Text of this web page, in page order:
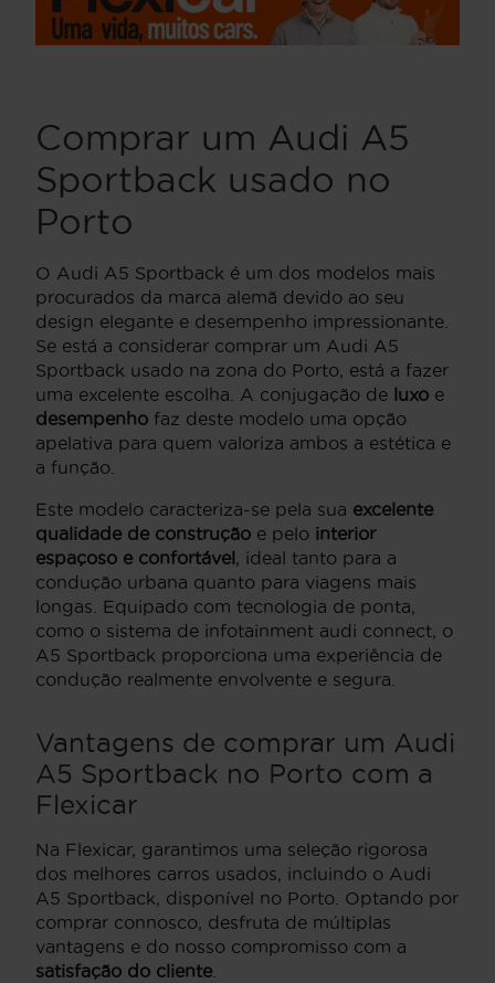
Comprar um Audi A5
Sportback usado no
Porto
O Audi A5 Sportback é um dos modelos mais
procurados da marca alemã devido ao seu
design elegante e desempenho impressionante.
Se está a considerar comprar um Audi A5
Sportback usado na zona do Porto, está a fazer
uma excelente escolha. A conjugação de luxo e
desempenho faz deste modelo uma opção
apelativa para quem valoriza ambos a estética e
a função.
Este modelo caracteriza-se pela sua excelente
qualidade de construção e pelo interior
espaçoso e confortável, ideal tanto para a
condução urbana quanto para viagens mais
longas. Equipado com tecnologia de ponta,
como o sistema de infotainment audi connect, o
A5 Sportback proporciona uma experiência de
condução realmente envolvente e segura.
Vantagens de comprar um Audi
A5 Sportback no Porto com a
Flexicar
Na Flexicar, garantimos uma seleção rigorosa
dos melhores carros usados, incluindo o Audi
A5 Sportback, disponível no Porto. Optando por
comprar connosco, desfruta de múltiplas
vantagens e do nosso compromisso com a
satisfação do cliente